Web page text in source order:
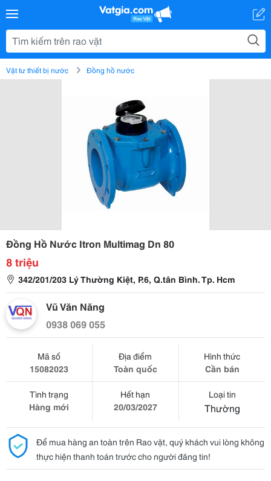
Vật tư thiết bị nước Đồng hồ nước
Đồng Hồ Nước Itron Multimag Dn 80
8 triệu
342/201/203 Lý Thường Kiệt, P.6, Q.tân Bình. Tp. Hcm
Vũ Văn Năng
0938 069 055
Mã số
15082023
Địa điểm
Toàn quốc
Hình thức
Cần bán
Tình trạng
Hàng mới
Hết hạn
20/03/2027
Loại tin
Thường
Để mua hàng an toàn trên Rao vặt, quý khách vui lòng không
thực hiện thanh toán trước cho người đăng tin!